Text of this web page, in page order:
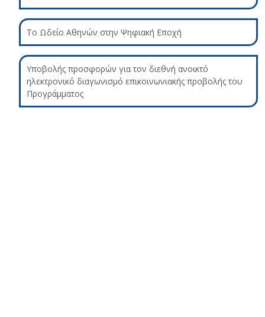
Το Ωδείο Αθηνών στην Ψηφιακή Εποχή
Υποβολής προσφορών για τον διεθνή ανοικτό
ηλεκτρονικό διαγωνισμό επικοινωνιακής προβολής του
Προγράμματος